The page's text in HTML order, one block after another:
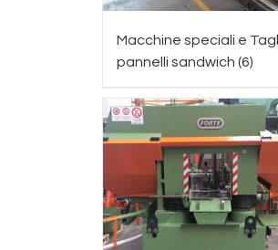
Macchine speciali e
pannelli sandwich (6)